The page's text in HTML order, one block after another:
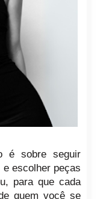
é sobre seguir
escolher peças
para que cada
quem você se